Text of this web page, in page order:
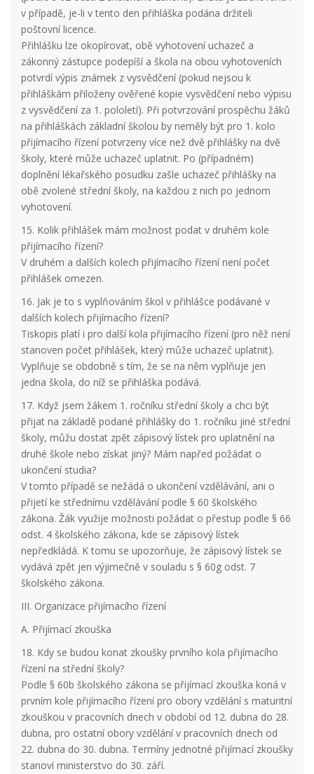
v případě, je-li v tento den přihláška podána držiteli
poštovní licence.
Přihlášku lze okopírovat, obě vyhotovení uchazeč a
zákonný zástupce podepíší a škola na obou vyhotoveních
potvrdí výpis známek z vysvědčení (pokud nejsou k
přihláškám přiloženy ověřené kopie vysvědčení nebo výpisu
z vysvědčení za 1. pololetí). Při potvrzování prospěchu žáků
na přihláškách základní školou by neměly být pro 1. kolo
přijímacího řízení potvrzeny více než dvě přihlášky na dvě
školy, které může uchazeč uplatnit. Po (případném)
doplnění lékařského posudku zašle uchazeč přihlášky na
obě zvolené střední školy, na každou z nich po jednom
vyhotovení.
15. Kolik přihlášek mám možnost podat v druhém kole
přijímacího řízení?
V druhém a dalších kolech přijímacího řízení není počet
přihlášek omezen.
16. Jak je to s vyplňováním škol v přihlášce podávané v
dalších kolech přijímacího řízení?
Tiskopis platí i pro další kola přijímacího řízení (pro něž není
stanoven počet přihlášek, který může uchazeč uplatnit).
Vyplňuje se obdobně s tím, že se na něm vyplňuje jen
jedna škola, do níž se přihláška podává.
17. Když jsem žákem 1. ročníku střední školy a chci být
přijat na základě podané přihlášky do 1. ročníku jiné střední
školy, můžu dostat zpět zápisový lístek pro uplatnění na
druhé škole nebo získat jiný? Mám napřed požádat o
ukončení studia?
V tomto případě se nežádá o ukončení vzdělávání, ani o
přijetí ke střednímu vzdělávání podle § 60 školského
zákona. Žák využije možnosti požádat o přestup podle § 66
odst. 4 školského zákona, kde se zápisový lístek
nepředkládá. K tomu se upozorňuje, že zápisový lístek se
vydává zpět jen výjimečně v souladu s § 60g odst. 7
školského zákona.
III. Organizace přijímacího řízení
A. Přijímací zkouška
18. Kdy se budou konat zkoušky prvního kola přijímacího
řízení na střední školy?
Podle § 60b školského zákona se přijímací zkouška koná v
prvním kole přijímacího řízení pro obory vzdělání s maturitní
zkouškou v pracovních dnech v období od 12. dubna do 28.
dubna, pro ostatní obory vzdělání v pracovních dnech od
22. dubna do 30. dubna. Termíny jednotné přijímací zkoušky
stanoví ministerstvo do 30. září.